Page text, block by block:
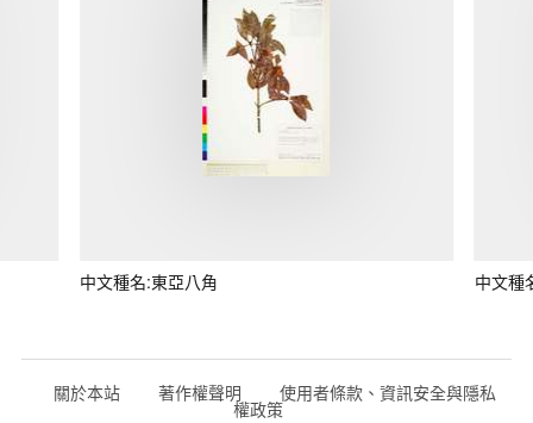
中文種名:東亞八角 中文種
關於本站 著作權聲明 使用者條款、資訊安全與隱私
權政策